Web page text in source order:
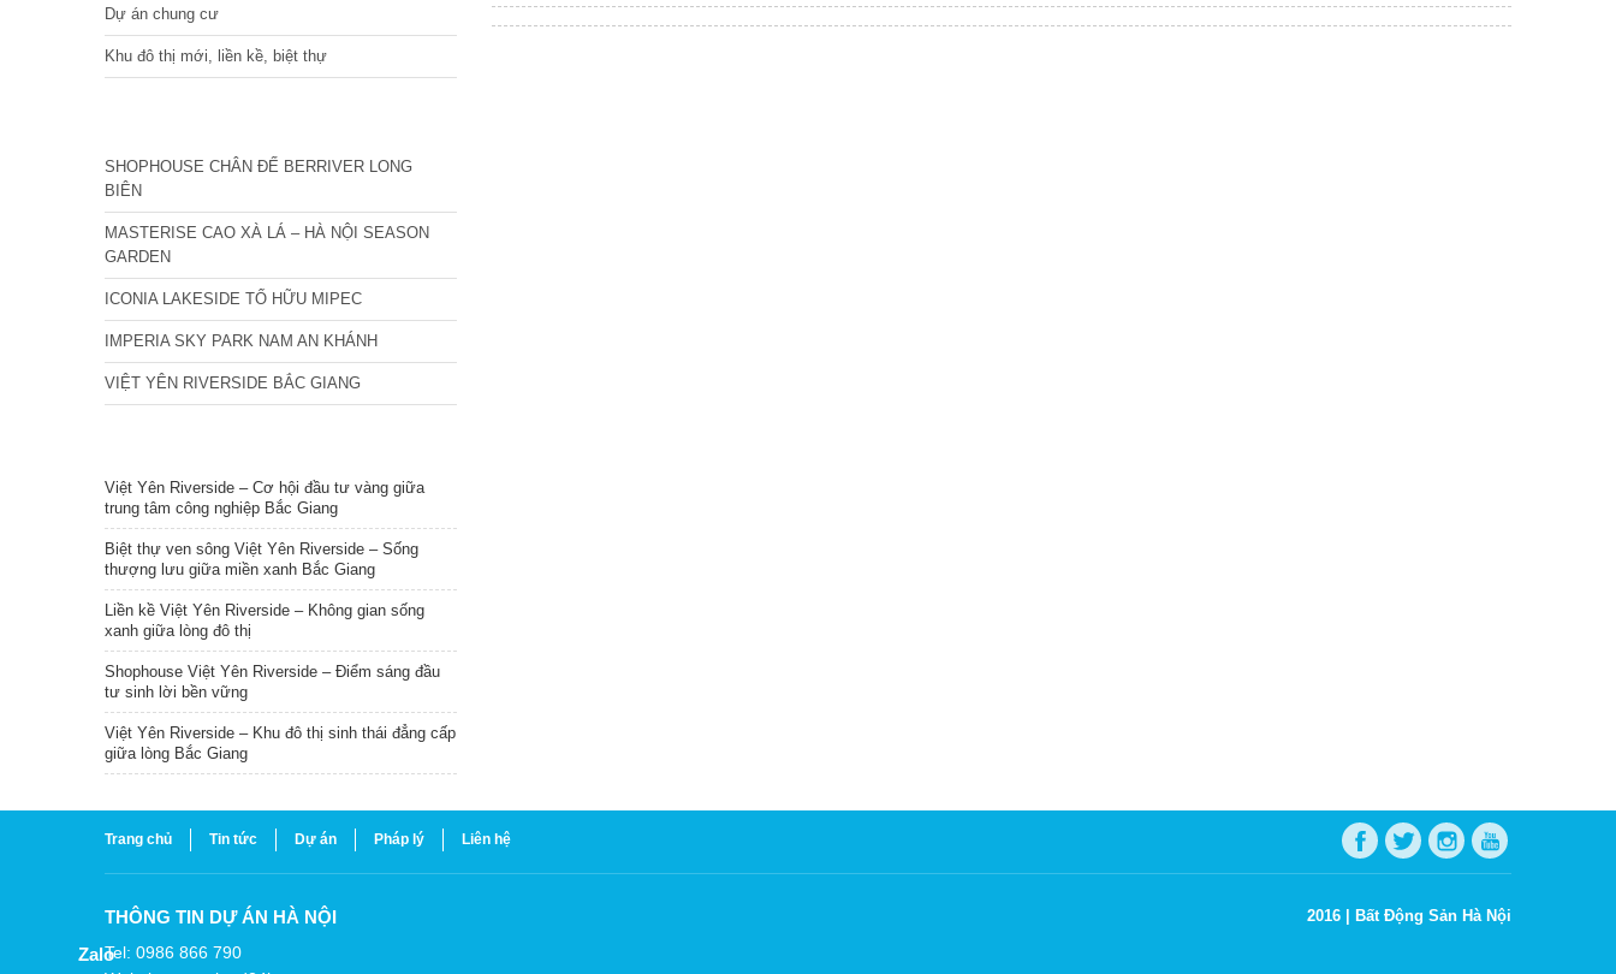
Dự án chung cư
Khu đô thị mới, liền kề, biệt thự
SHOPHOUSE CHÂN ĐẾ BERRIVER LONG
BIÊN
MASTERISE CAO XÀ LÁ – HÀ NỘI SEASON
GARDEN
ICONIA LAKESIDE TỐ HỮU MIPEC
IMPERIA SKY PARK NAM AN KHÁNH
VIỆT YÊN RIVERSIDE BẮC GIANG
Việt Yên Riverside – Cơ hội đầu tư vàng giữa
trung tâm công nghiệp Bắc Giang
Biệt thự ven sông Việt Yên Riverside – Sống
thượng lưu giữa miền xanh Bắc Giang
Liền kề Việt Yên Riverside – Không gian sống
xanh giữa lòng đô thị
Shophouse Việt Yên Riverside – Điểm sáng đầu
tư sinh lời bền vững
Việt Yên Riverside – Khu đô thị sinh thái đẳng cấp
giữa lòng Bắc Giang
Trang chủ Tin tức Dự án Pháp lý Liên hệ
THÔNG TIN DỰ ÁN HÀ NỘI
Tel: 0986 866 790
2016 | Bất Động Sản Hà Nội
Zalo